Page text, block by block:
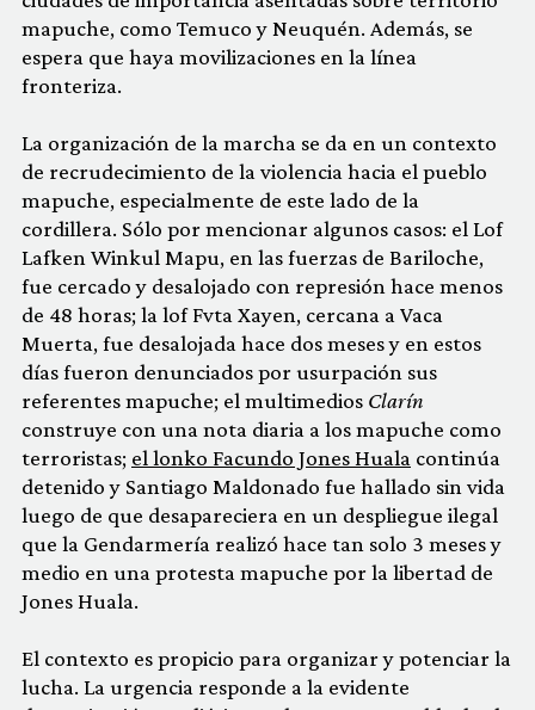
mapuche, como Temuco y Neuquén. Además, se
espera que haya movilizaciones en la línea
fronteriza.
La organización de la marcha se da en un contexto
de recrudecimiento de la violencia hacia el pueblo
mapuche, especialmente de este lado de la
cordillera. Sólo por mencionar algunos casos: el Lof
Lafken Winkul Mapu, en las fuerzas de Bariloche,
fue cercado y desalojado con represión hace menos
de 48 horas; la lof Fvta Xayen, cercana a Vaca
Muerta, fue desalojada hace dos meses y en estos
días fueron denunciados por usurpación sus
referentes mapuche; el multimedios Clarín
construye con una nota diaria a los mapuche como
terroristas; el lonko Facundo Jones Huala continúa
detenido y Santiago Maldonado fue hallado sin vida
luego de que desapareciera en un despliegue ilegal
que la Gendarmería realizó hace tan solo 3 meses y
medio en una protesta mapuche por la libertad de
Jones Huala.
El contexto es propicio para organizar y potenciar la
lucha. La urgencia responde a la evidente